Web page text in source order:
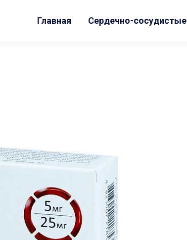
Главная Сердечно-сосудистые